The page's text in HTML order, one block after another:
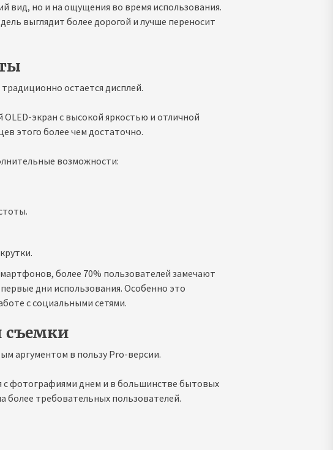
вид, но и на ощущения во время использования.
выглядит более дорогой и лучше переносит
остается дисплей.
экран с высокой яркостью и отличной
этого более чем достаточно.
возможности:
более 70% пользователей замечают
дни использования. Особенно это
с социальными сетями.
съемки
аргументом в пользу Pro-версии.
с фотографиями днем и в большинстве бытовых
более требовательных пользователей.